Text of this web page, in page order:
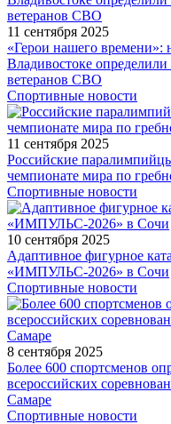
11 сентября 2025
«Герои нашего времени»:
Владивостоке
ветеранов СВО
Спортивные новости
11 сентября 2025
Российские
чемпионате мира по
Спортивные новости
10 сентября 2025
Адаптивное фигурное
«ИМПУЛЬС-2026» в Сочи
Спортивные новости
8 сентября 2025
Более 600 спортсменов
всероссийских
Самаре
Спортивные новости